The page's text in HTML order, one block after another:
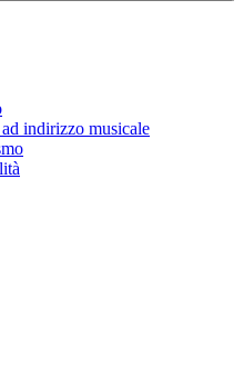
indirizzo musicale